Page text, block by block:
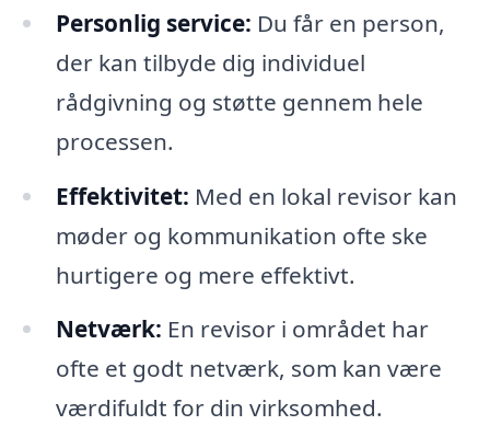
Personlig service: Du får en person,
der kan tilbyde dig individuel
rådgivning og støtte gennem hele
processen.
Effektivitet: Med en lokal revisor kan
møder og kommunikation ofte ske
hurtigere og mere effektivt.
Netværk: En revisor i området har
ofte et godt netværk, som kan være
værdifuldt for din virksomhed.